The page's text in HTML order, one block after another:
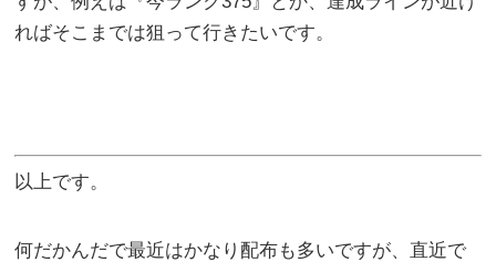
ればそこまでは狙って行きたいです。
以上です。
何だかんだで最近はかなり配布も多いですが、直近で